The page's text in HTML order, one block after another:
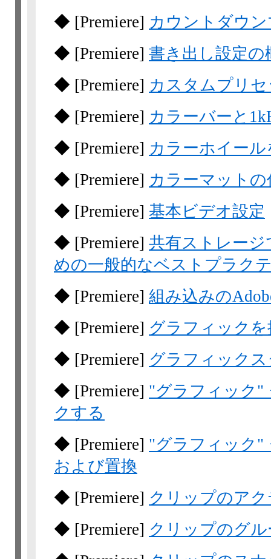
◆ [Premiere] カウントダウ
◆ [Premiere] 書き出し設定の
◆ [Premiere] カスタムプリ
◆ [Premiere] カラーバーと
◆ [Premiere] カラーホイー
◆ [Premiere] カラーマットの
◆ [Premiere] 基本ビデオ設定
◆ [Premiere] 共有ストレー
めの一般的なベストプラク
◆ [Premiere] 組み込みの
◆ [Premiere] グラフィック
◆ [Premiere] グラフィック
◆ [Premiere] "グラフィック"
クする
◆ [Premiere] "グラフィック"
および置換
◆ [Premiere] クリップのア
◆ [Premiere] クリップのグ